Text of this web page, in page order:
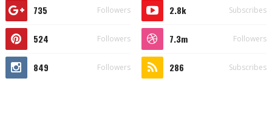
735 Followers 2.8k Subscribes
524 Followers 7.3m Followers
849 Followers 286 Subscribes